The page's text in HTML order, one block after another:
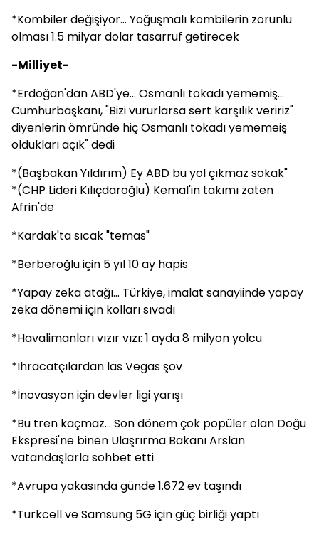
*Kombiler değişiyor... Yoğuşmalı kombilerin zorunlu
olması 1.5 milyar dolar tasarruf getirecek
-Milliyet-
*Erdoğan'dan ABD'ye... Osmanlı tokadı yememiş...
Cumhurbaşkanı, "Bizi vururlarsa sert karşılık veririz"
diyenlerin ömründe hiç Osmanlı tokadı yememeiş
oldukları açık" dedi
*(Başbakan Yıldırım) Ey ABD bu yol çıkmaz sokak"
*(CHP Lideri Kılıçdaroğlu) Kemal'in takımı zaten
Afrin'de
*Kardak'ta sıcak "temas"
*Berberoğlu için 5 yıl 10 ay hapis
*Yapay zeka atağı... Türkiye, imalat sanayiinde yapay
zeka dönemi için kolları sıvadı
*Havalimanları vızır vızı: 1 ayda 8 milyon yolcu
*İhracatçılardan las Vegas şov
*İnovasyon için devler ligi yarışı
*Bu tren kaçmaz... Son dönem çok popüler olan Doğu
Ekspresi'ne binen Ulaşrırma Bakanı Arslan
vatandaşlarla sohbet etti
*Avrupa yakasında günde 1.672 ev taşındı
*Turkcell ve Samsung 5G için güç birliği yaptı